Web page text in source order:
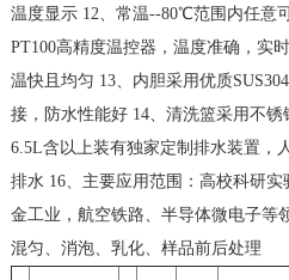
温度显示 12、常温--80℃范围内任意
PT100高精度温控器，温度准确，实
温快且均匀 13、内胆采用优质
接，防水性能好 14、清洗篮采用不锈
6.5L含以上装有独家定制排水装置，
排水 16、主要应用范围：高校科研
金工业，航空铁路、半导体微电子等
混匀、消泡、乳化、样品前后处理